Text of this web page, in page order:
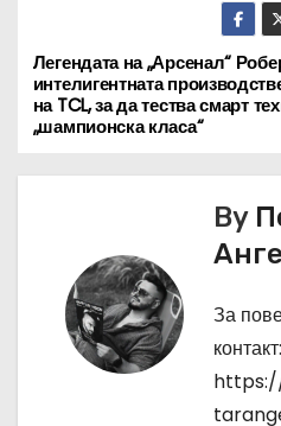
Н
а
в
Легендата на „Арсенал“
интелигентната
на TCL, за да тества смарт
„шампионска класа“
By
За
контакт: